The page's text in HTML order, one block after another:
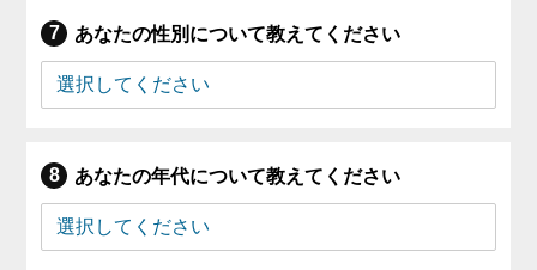
あなたの性別について教えてください
あなたの年代について教えてください